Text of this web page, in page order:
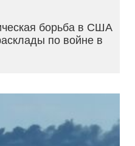
борьба в США
по войне в